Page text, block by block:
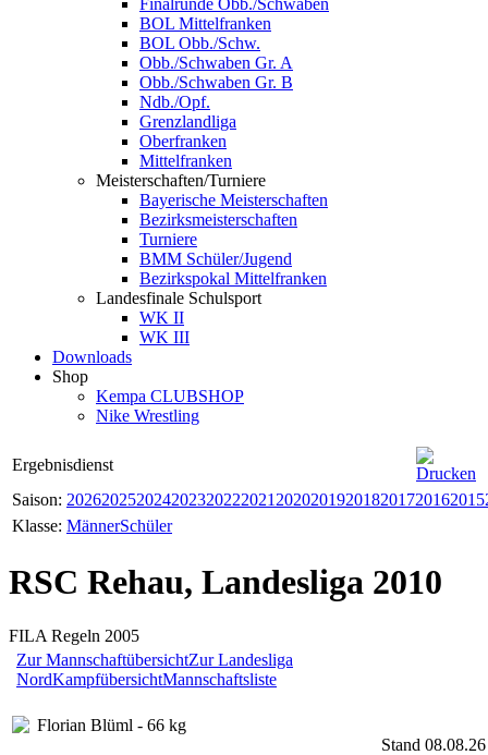
Finalrunde Obb./Schwaben
BOL Mittelfranken
BOL Obb./Schw.
Obb./Schwaben Gr. A
Obb./Schwaben Gr. B
Ndb./Opf.
Grenzlandliga
Oberfranken
Mittelfranken
Meisterschaften/Turniere
Bayerische Meisterschaften
Bezirksmeisterschaften
Turniere
BMM Schüler/Jugend
Bezirkspokal Mittelfranken
Landesfinale Schulsport
WK II
WK III
Downloads
Shop
Kempa CLUBSHOP
Nike Wrestling
Ergebnisdienst
Saison: 202620252024202320222021 202020192018201720162015
Klasse: MännerSchüler
RSC Rehau, Landesliga 2010
FILA Regeln 2005
Zur MannschaftübersichtZur Landesliga
NordKampfübersichtMannschaftsliste
Florian Blüml - 66 kg
Stand